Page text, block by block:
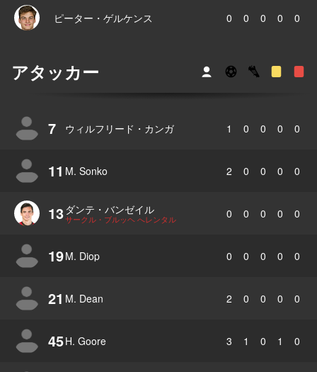
ピーター・ゲルケンス 0 0 0 0 0
アタッカー
7 ウィルフリード・カンガ 1 0 0 0 0
11 M. Sonko 2 0 0 0 0
13 ダンテ・バンゼイル
サークル・ブルッヘ へレンタル 0 0 0 0 0
19M. Diop 0 0 0 0 0
21 M. Dean 2 0 0 0 0
45H. Goore 3 1 0 1 0